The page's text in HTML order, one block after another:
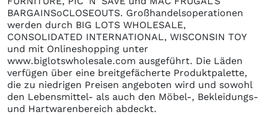
BARGAINSoCLOSEOUTS. Großhandelsoperationen
werden durch BIG LOTS WHOLESALE,
CONSOLIDATED INTERNATIONAL, WISCONSIN TOY
und mit Onlineshopping unter
www.biglotswholesale.com ausgeführt. Die Läden
verfügen über eine breitgefächerte Produktpalette,
die zu niedrigen Preisen angeboten wird und sowohl
den Lebensmittel- als auch den Möbel-, Bekleidungs-
und Hartwarenbereich abdeckt.